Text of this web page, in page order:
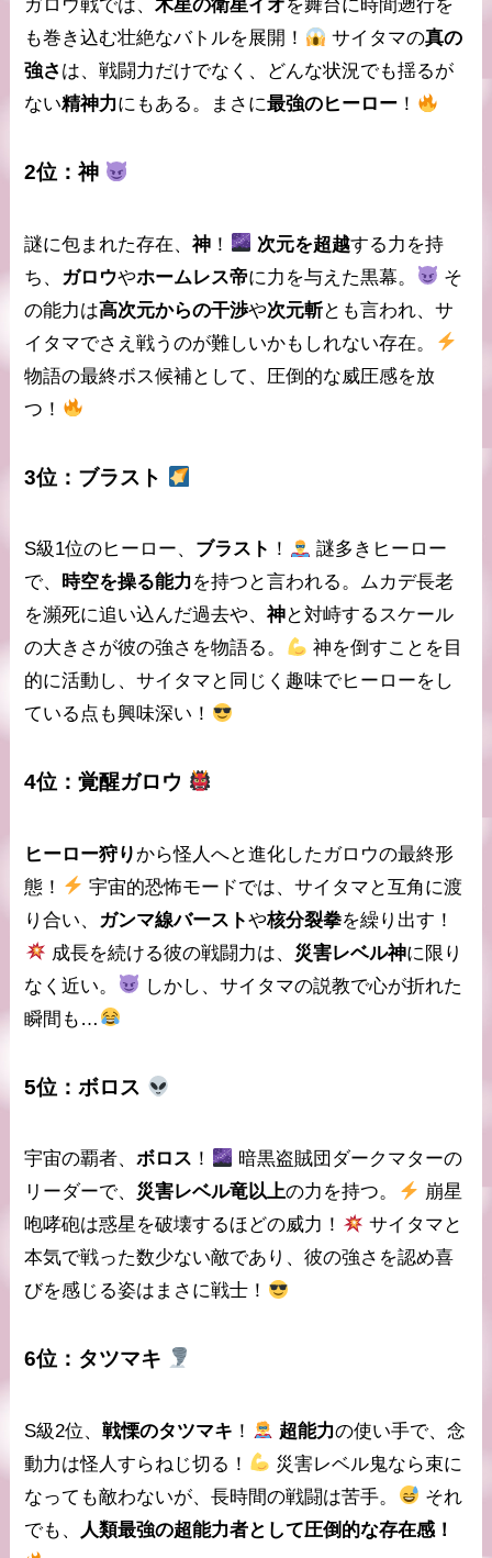
ガロウ戦では、木星の衛星イオを舞台に時間遡行を
も巻き込む壮絶なバトルを展開！
サイタマの真の
強さは、戦闘力だけでなく、どんな状況でも揺るが
ない精神力にもある。まさに最強のヒーロー ！
2位：神
謎に包まれた存在、神 ！ 次元を超越する力を持
ち、 ガロウやホームレス帝に力を与えた黒幕。
そ
の能力は高次元からの干渉や次元斬とも言われ、サ
イタマでさえ戦うのが難しいかもしれない存在。
物語の最終ボス候補として、 圧倒的な威圧感を放
つ！
3位： ブラスト
S級1位のヒーロー、 ブラスト ！
謎多きヒーロー
で、 時空を操る能力を持つと言われる。ムカデ長老
を瀕死に追い込んだ過去や、神と対峙するスケール
の大きさが彼の強さを物語る。
神を倒すことを目
的に活動し、サイタマと同じく趣味でヒーローをし
ている点も興味深い！
4位：覚醒ガロウ
ヒーロー狩り から怪人へと進化したガロウの最終形
態！
宇宙的恐怖モードでは、サイタマと互角に渡
り合い、 ガンマ線バーストや核分裂拳を繰り出す！
成長を続ける彼の戦闘力は、 災害レベル神に限り
なく近い。
しかし、サイタマの説教で心が折れた
瞬間も…
5位：ボロス
宇宙の覇者、ボロス ！
暗黒盗賊団ダークマターの
リーダーで、 災害レベル竜以上の力を持つ。
崩星
咆哮砲は惑星を破壊するほどの威力！
サイタマと
本気で戦った数少ない敵であり、彼の強さを認め喜
びを感じる姿はまさに戦士！
6位： タツマキ
S級2位、戦慄のタツマキ ！ 超能力の使い手で、 念
動力は怪人すらねじ切る！
災害レベル鬼なら束に
なっても敵わないが、長時間の戦闘は苦手。
それ
でも、
人類最強の超能力者として圧倒的な存在感！